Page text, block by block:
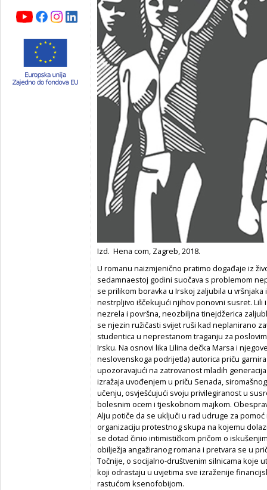
Izd. Hena com, Zagreb, 2018.
U romanu naizmjenično pratimo događaje iz
sedamnaestoj godini suočava s problemom
se prilikom boravka u Irskoj zaljubila u
nestrpljivo iščekujući njihov ponovni susret. Lili
nezrela i površna, neozbiljna tinejdžerica
se njezin ružičasti svijet ruši kad neplanirano
studentica u neprestanom traganju za
Irsku. Na osnovi lika Lilina dečka Marsa i
neslovenskoga podrijetla) autorica priču
upozoravajući na zatrovanost mladih
izražaja uvođenjem u priču Senada,
učenju, osvješćujući svoju privilegiranost u
bolesnim ocem i tjeskobnom majkom.
Alju potiče da se uključi u rad udruge za
organizaciju protestnog skupa na kojemu
se dotad činio intimističkom pričom o
obilježja angažiranog romana i pretvara se u
Točnije, o socijalno-društvenim silnicama koje
koji odrastaju u uvjetima sve izraženije
rastućom ksenofobijom.